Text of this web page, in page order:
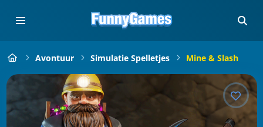
Avontuur Simulatie Spelletjes Mine & Slash